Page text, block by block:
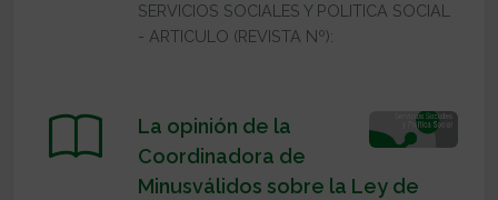
SERVICIOS SOCIALES Y POLITICA SOCIAL
- ARTICULO (REVISTA Nº):
La opinión de la
Coordinadora de
Minusválidos sobre la Ley de